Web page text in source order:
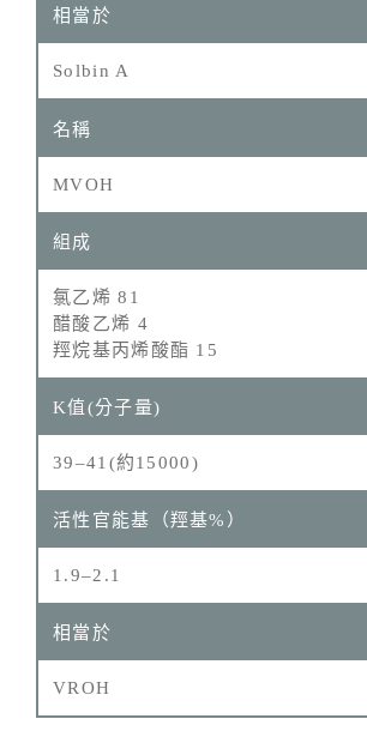
Solbin A
MVOH
氯乙烯 81
醋酸乙烯 4
羥烷基丙烯酸酯 15
39–41(約15000)
1.9–2.1
VROH